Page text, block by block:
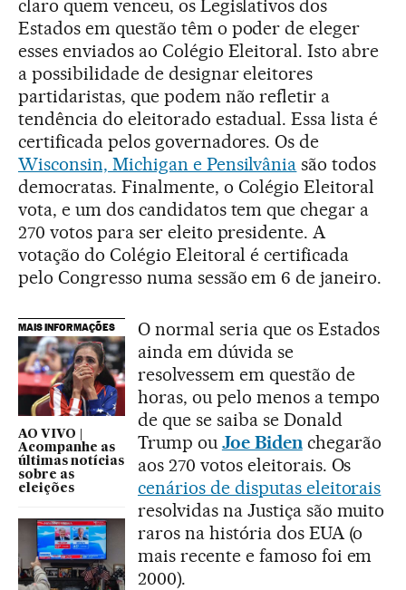
claro quem venceu, os Legislativos dos
Estados em questão têm o poder de eleger
esses enviados ao Colégio Eleitoral. Isto abre
a possibilidade de designar eleitores
partidaristas, que podem não refletir a
tendência do eleitorado estadual. Essa lista é
certificada pelos governadores. Os de
Wisconsin, Michigan e Pensilvânia são todos
democratas. Finalmente, o Colégio Eleitoral
vota, e um dos candidatos tem que chegar a
270 votos para ser eleito presidente. A
votação do Colégio Eleitoral é certificada
pelo Congresso numa sessão em 6 de janeiro.
MAIS INFORMAÇÕES
AO VIVO |
Acompanhe as
últimas notícias
sobre as
eleições
O normal seria que os Estados
ainda em dúvida se
resolvessem em questão de
horas, ou pelo menos a tempo
de que se saiba se Donald
Trump ou Joe Bidenchegarão
aos 270 votos eleitorais. Os
cenários de disputas eleitorais
resolvidas na Justiça são muito
raros na história dos EUA (o
mais recente e famoso foi em
2000).